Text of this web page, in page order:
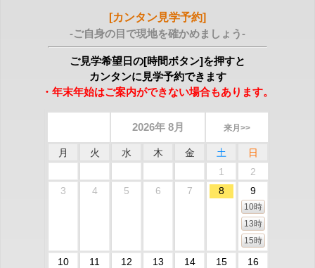
[カンタン見学予約]
-ご自身の目で現地を確かめましょう-
ご見学希望日の[時間ボタン]を押すと
カンタンに見学予約できます
・年末年始はご案内ができない場合もあります。
2026年 8月 来月>>
月 火 水 木 金 土
日
1
2
3
4 5 6 7 8 9
10時
13時
15時
10 11 12 13 14 15 16